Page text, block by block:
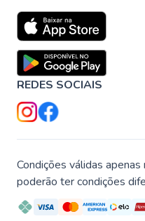
REDES SOCIAIS
Condições válidas
poderão ter condições